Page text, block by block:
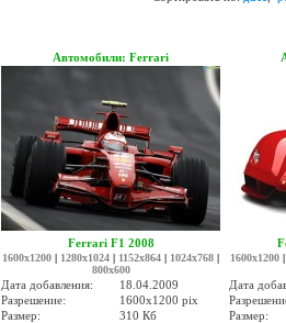
Автомобили: Ferrari
Ferrari F1 2008
1600x1200 | 1280x1024 | 1152x864 | 1024x768 |
800x600
Дата добавления:
18.04.2009
Разрешение:
1600x1200 pix
Размер:
310 Кб
1600x1200
Дата
Размер: